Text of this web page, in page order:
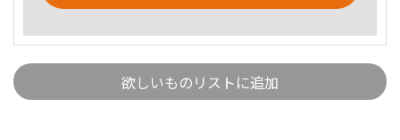
欲しいものリストに追加